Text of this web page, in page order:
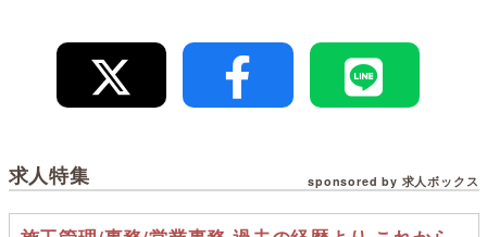
求人特集 sponsored by 求人ボックス